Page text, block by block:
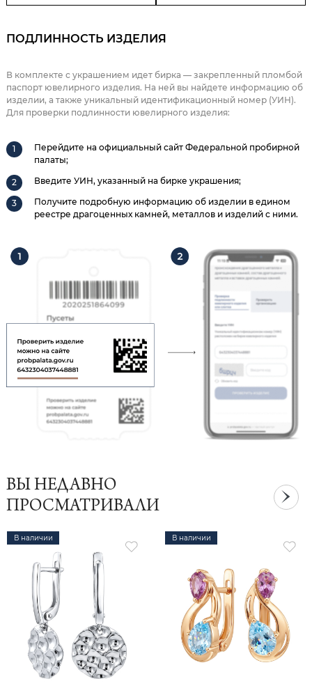
ПОДЛИННОСТЬ ИЗДЕЛИЯ
В комплекте с украшением идет бирка — закрепленный пломбой
паспорт ювелирного изделия. На ней вы найдете информацию об
изделии, а также уникальный идентификационный номер (УИН).
Для проверки подлинности ювелирного изделия:
Перейдите на официальный сайт Федеральной пробирной
палаты;
Введите УИН, указанный на бирке украшения;
Получите подробную информацию об изделии в едином
реестре драгоценных камней, металлов и изделий с ними.
ВЫ НЕДАВНО
ПРОСМАТРИВАЛИ
В наличии В наличии